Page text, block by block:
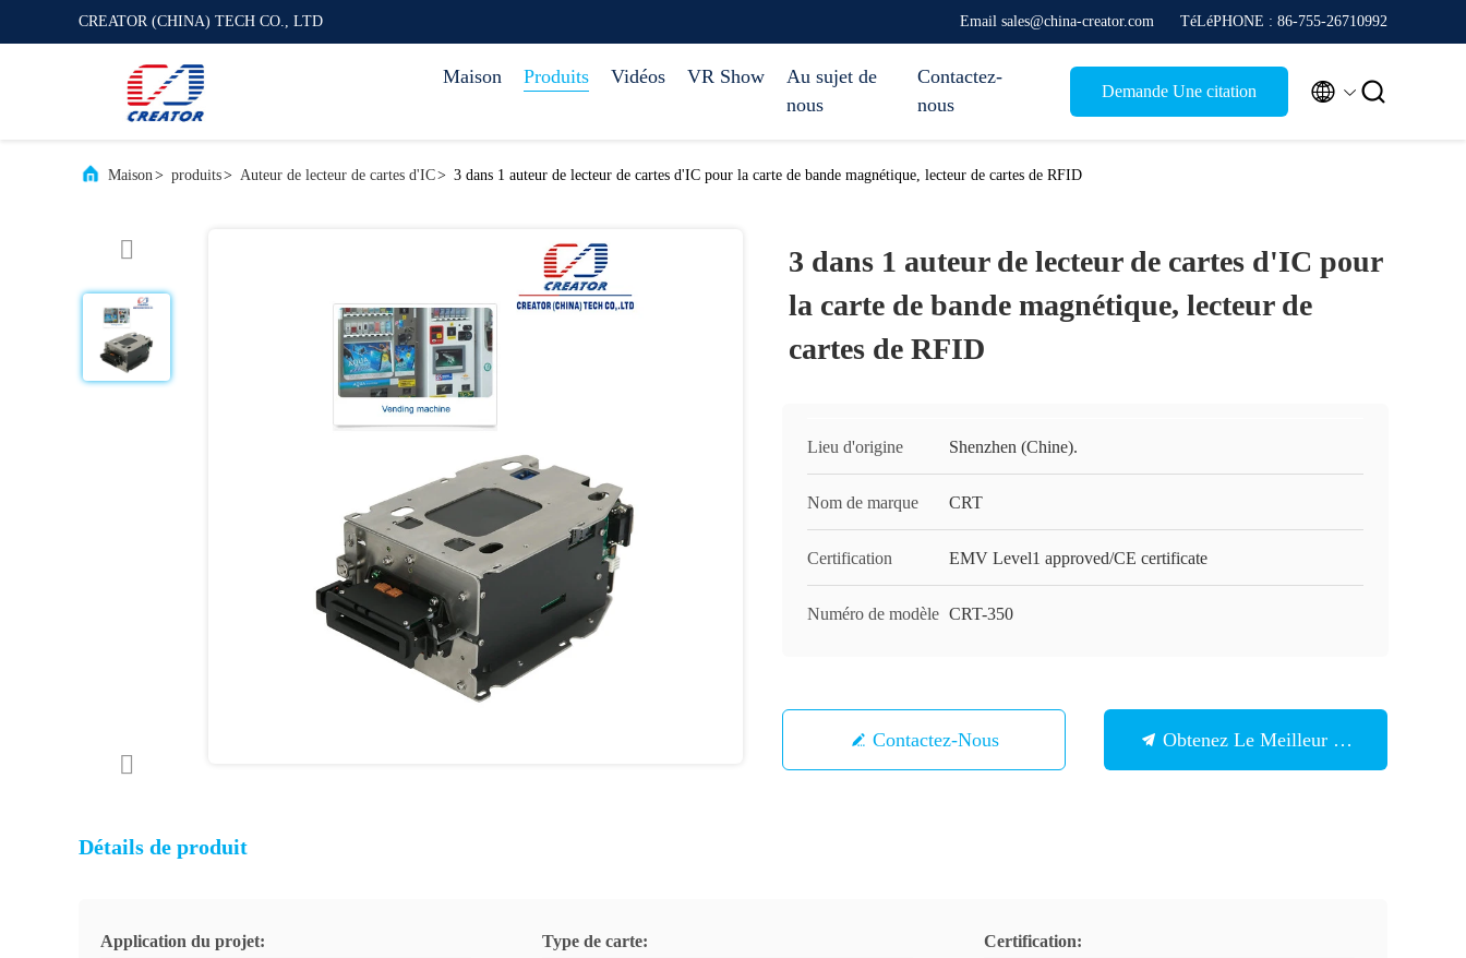
CREATOR (CHINA) TECH CO., LTD Email sales@china-creator.com TéLéPHONE : 86-755-26710992
Maison Produits Vidéos VR Show
Au sujet de
nous
Contactez-
nous
Demande Une citation  
Maison> produits> Auteur de lecteur de cartes d'IC> 3 dans 1 auteur de lecteur de cartes d'IC pour la carte de bande magnétique, lecteur de cartes de RFID
3 dans 1 auteur de lecteur de cartes d'IC pour
la carte de bande magnétique, lecteur de
cartes de RFID
Lieu d'origine Shenzhen (Chine).
Nom de marque CRT
Certification EMV Level1 approved/CE certificate
Numéro de modèle CRT-350
Contactez-Nous Obtenez Le Meilleur Prix
Détails de produit
Application du projet: Type de carte: Certification: